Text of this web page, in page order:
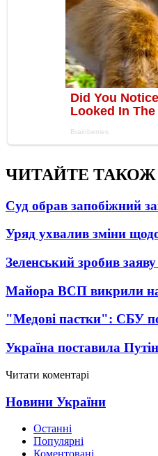
ЧИТАЙТЕ ТАКОЖ
Суд обрав запобіжний
Уряд ухвалив зміни щодо
Зеленський зробив
Майора ВСП викрили
"Медові пастки": СБУ
Україна поставила
Читати коментарі
Новини України
Останні
Популярні